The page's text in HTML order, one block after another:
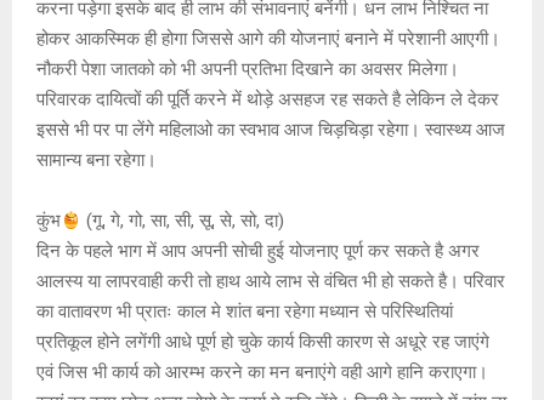
करना पड़ेगा इसके बाद ही लाभ की संभावनाएं बनेंगी। धन लाभ निश्चित ना
होकर आकस्मिक ही होगा जिससे आगे की योजनाएं बनाने में परेशानी आएगी।
नौकरी पेशा जातको को भी अपनी प्रतिभा दिखाने का अवसर मिलेगा।
परिवारक दायित्वों की पूर्ति करने में थोड़े असहज रह सकते है लेकिन ले देकर
इससे भी पर पा लेंगे महिलाओ का स्वभाव आज चिड़चिड़ा रहेगा। स्वास्थ्य आज
सामान्य बना रहेगा।
कुंभ
(गू, गे, गो, सा, सी, सू, से, सो, दा)
दिन के पहले भाग में आप अपनी सोची हुई योजनाए पूर्ण कर सकते है अगर
आलस्य या लापरवाही करी तो हाथ आये लाभ से वंचित भी हो सकते है। परिवार
का वातावरण भी प्रातः काल मे शांत बना रहेगा मध्यान से परिस्थितियां
प्रतिकूल होने लगेंगी आधे पूर्ण हो चुके कार्य किसी कारण से अधूरे रह जाएंगे
एवं जिस भी कार्य को आरम्भ करने का मन बनाएंगे वही आगे हानि कराएगा।